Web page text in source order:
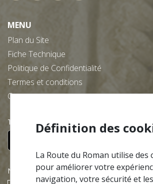
MENU
Plan du Site
Fiche Technique
Politique de Confidentialité
Termes et conditions
Contacts
Téléchargez gratuitement notre app:
NEWSLETTER
Définition des
La Route du Roman utilise des
pour améliorer votre
navigation, votre sécurité et les